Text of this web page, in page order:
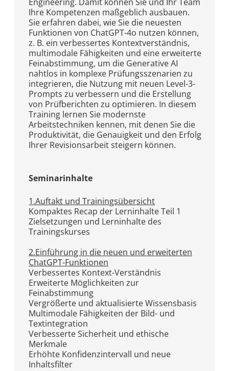
Ihre Kompetenzen maßgeblich ausbauen.
Sie erfahren dabei, wie Sie die neuesten
Funktionen von ChatGPT-4o nutzen können,
z. B. ein verbessertes Kontextverständnis,
multimodale Fähigkeiten und eine erweiterte
Feinabstimmung, um die Generative AI
nahtlos in komplexe Prüfungsszenarien zu
integrieren, die Nutzung mit neuen Level-3-
Prompts zu verbessern und die Erstellung
von Prüfberichten zu optimieren. In diesem
Training lernen Sie modernste
Arbeitstechniken kennen, mit denen Sie die
Produktivität, die Genauigkeit und den Erfolg
Ihrer Revisionsarbeit steigern können.
Seminarinhalte
1.Auftakt und Trainingsübersicht
Kompaktes Recap der Lerninhalte Teil 1
Zielsetzungen und Lerninhalte des
Trainingskurses
2.Einführung in die neuen und erweiterten
ChatGPT-Funktionen
Verbessertes Kontext-Verständnis
Erweiterte Möglichkeiten zur
Feinabstimmung
Vergrößerte und aktualisierte Wissensbasis
Multimodale Fähigkeiten der Bild- und
Textintegration
Verbesserte Sicherheit und ethische
Merkmale
Erhöhte Konfidenzintervall und neue
Inhaltsfilter